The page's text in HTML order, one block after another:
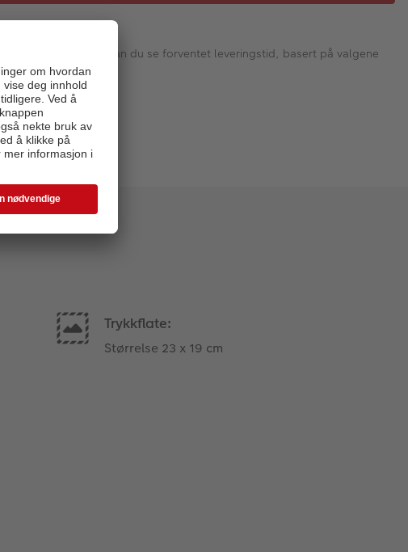
I neste steg kan du se forventet leveringstid, basert på valgene
dine.
Trykkflate:
Størrelse 23 x 19 cm